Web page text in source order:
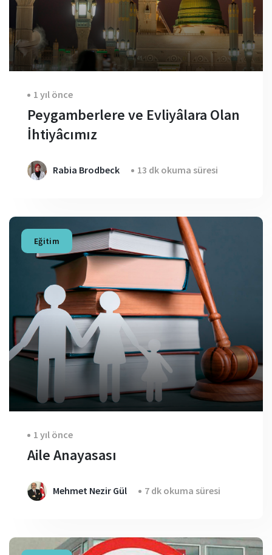
1 yıl önce
Peygamberlere ve Evliyâlara Olan
İhtiyâcımız
Rabia Brodbeck 13 dk okuma süresi
Eğitim
1 yıl önce
Aile Anayasası
Mehmet Nezir Gül 7 dk okuma süresi